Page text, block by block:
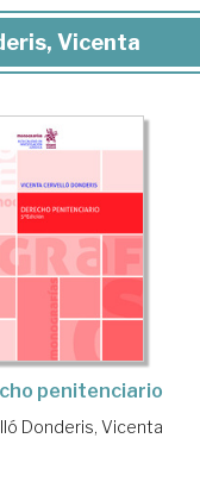
Vicenta
penitenciario
Donderis, Vicenta